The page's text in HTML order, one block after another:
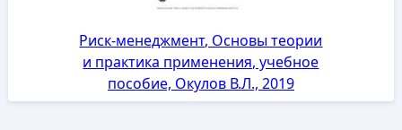
Риск-менеджмент, Основы теории
и практика применения, учебное
пособие, Окулов В.Л., 2019